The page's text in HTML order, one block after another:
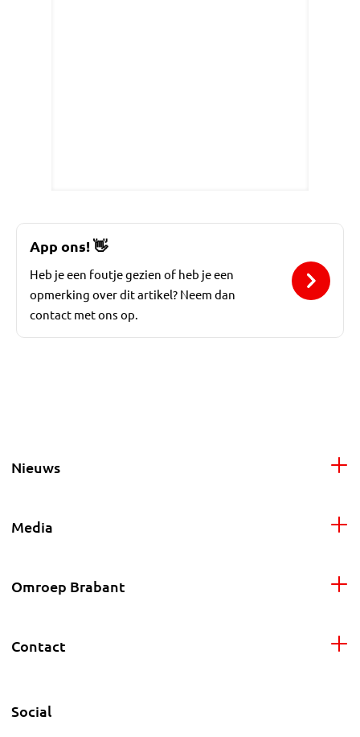
App ons!👋
Heb je een foutje gezien of heb je een
opmerking over dit artikel? Neem dan
contact met ons op.
Nieuws
Media
Omroep Brabant
Contact
Social